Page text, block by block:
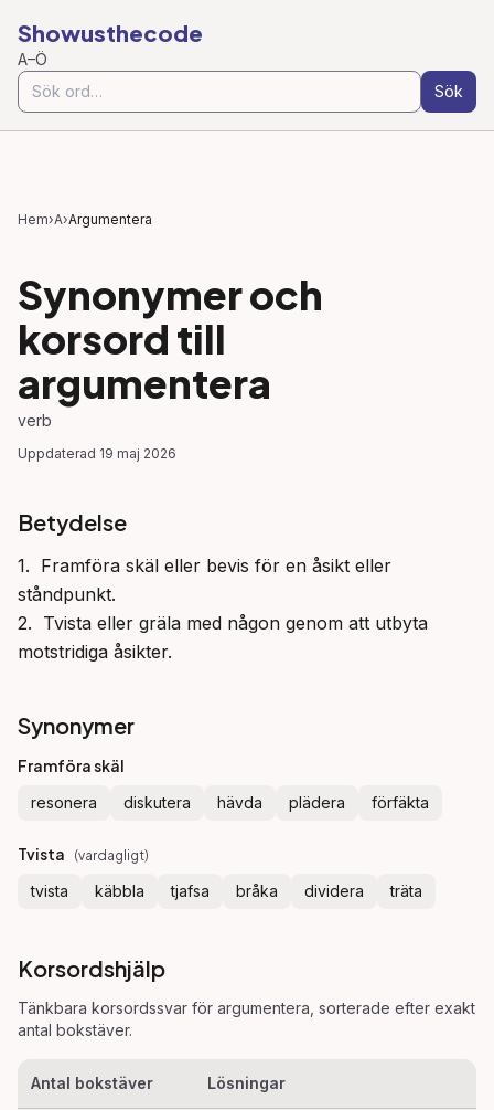
Showusthecode
A–Ö
Sök
Hem›A›Argumentera
Synonymer och
korsord till
argumentera
verb
Uppdaterad 19 maj 2026
Betydelse
1.  Framföra skäl eller bevis för en åsikt eller
ståndpunkt.
2.  Tvista eller gräla med någon genom att utbyta
motstridiga åsikter.
Synonymer
Framföra skäl
resonera diskutera hävda plädera förfäkta
Tvista (vardagligt)
tvista käbbla tjafsa bråka dividera träta
Korsordshjälp
Tänkbara korsordssvar för argumentera , sorterade efter exakt
antal bokstäver.
Antal bokstäver Lösningar